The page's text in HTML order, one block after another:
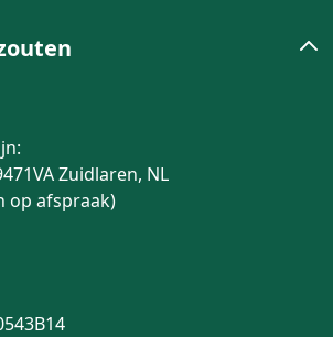
Zuidlaren, NL
op afspraak)